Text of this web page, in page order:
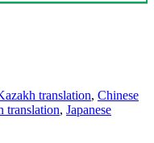
translation, Chinese
translation, Japanese